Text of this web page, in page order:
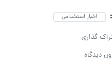
اخبار استخدامی
گذاری
دیدگاه